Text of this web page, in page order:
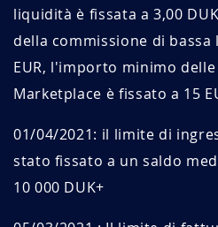
liquidità è fissata a 3,00
della commissione di
EUR, l'importo minimo
Marketplace è fissato a 15
01/04/2021: il limite di
stato fissato a un saldo
10 000 DUK+